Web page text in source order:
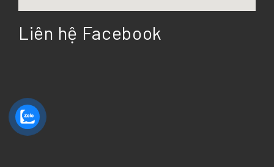
Liên hệ Facebook